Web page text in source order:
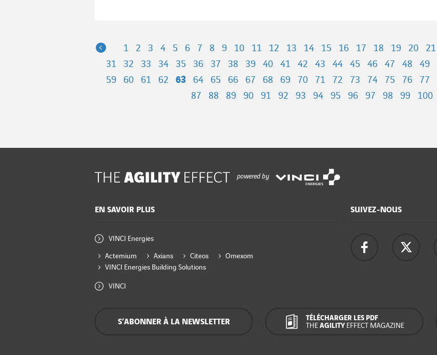
Previous
1 2 3 4 5 6 7 8 9 10 11 12 13 14 15 16 17 18 19 20 21
31
32 33 34 35 36 37 38 39 40 41 42 43 44 45 46 47 48 49
59
60 61 62 63 64 65 66 67 68 69 70 71 72 73 74 75 76 77
87
88 89 90 91 92 93 94 95 96 97 98 99 100
powered by
EN SAVOIR PLUS
VINCI Energies
Actemium Axians Citeos
Omexom
VINCI Energies Building Solutions
VINCI
SUIVEZ-NOUS
S’ABONNER À LA NEWSLETTER
TÉLÉCHARGER LES PDF
THEAGILITY EFFECT MAGAZINE